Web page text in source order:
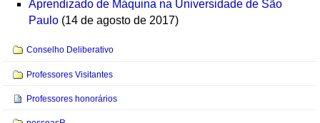
Aprendizado de Máquina na Universidade de São
Paulo (14 de agosto de 2017)
Navegação
Conselho Deliberativo
Professores Visitantes
Professores honorários